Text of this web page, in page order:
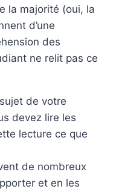
la majorité (oui, la
d’une
des
ne relit pas ce
de votre
devez lire les
lecture ce que
de nombreux
et en les